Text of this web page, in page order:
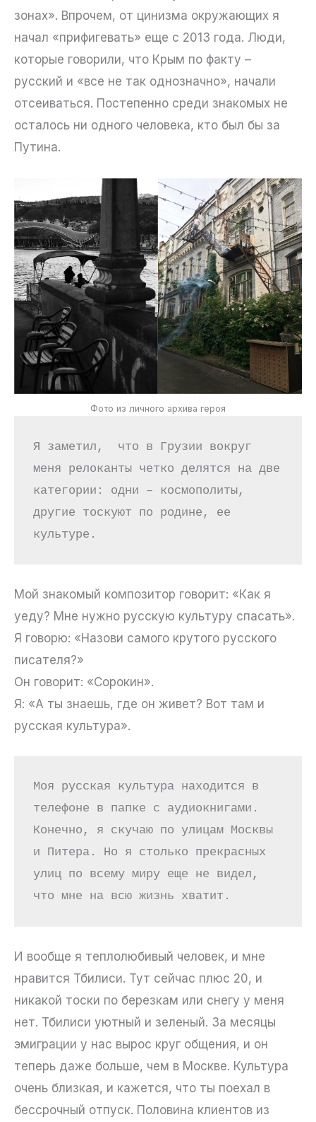
зонах». Впрочем, от цинизма окружающих я
начал «прифигевать» еще с 2013 года. Люди,
которые говорили, что Крым по факту –
русский и «все не так однозначно», начали
отсеиваться. Постепенно среди знакомых не
осталось ни одного человека, кто был бы за
Путина.
Фото из личного архива героя
Я заметил,  что в Грузии вокруг
меня релоканты четко делятся на две
категории: одни – космополиты,
другие тоскуют по родине, ее
культуре.
Мой знакомый композитор говорит: «Как я
уеду? Мне нужно русскую культуру спасать».
Я говорю: «Назови самого крутого русского
писателя?»
Он говорит: «Сорокин».
Я: «А ты знаешь, где он живет? Вот там и
русская культура».
Моя русская культура находится в
телефоне в папке с аудиокнигами.
Конечно, я скучаю по улицам Москвы
и Питера. Но я столько прекрасных
улиц по всему миру еще не видел,
что мне на всю жизнь хватит.
И вообще я теплолюбивый человек, и мне
нравится Тбилиси. Тут сейчас плюс 20, и
никакой тоски по березкам или снегу у меня
нет. Тбилиси уютный и зеленый. За месяцы
эмиграции у нас вырос круг общения, и он
теперь даже больше, чем в Москве. Культура
очень близкая, и кажется, что ты поехал в
бессрочный отпуск. Половина клиентов из